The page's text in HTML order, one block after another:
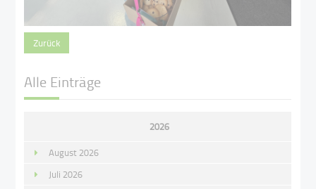
Zurück
Alle Einträge
2026
August 2026
Juli 2026